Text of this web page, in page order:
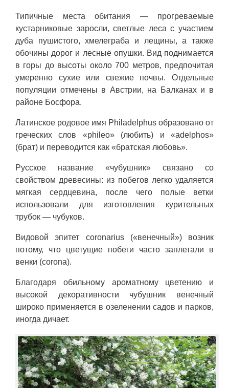
Типичные места обитания — прогреваемые
кустарниковые заросли, светлые леса с участием
дуба пушистого, хмелеграба и лещины, а также
обочины дорог и лесные опушки. Вид поднимается
в горы до высоты около 700 метров, предпочитая
умеренно сухие или свежие почвы. Отдельные
популяции отмечены в Австрии, на Балканах и в
районе Босфора.
Латинское родовое имя Philadelphus образовано от
греческих слов «phileo» (любить) и «adelphos»
(брат) и переводится как «братская любовь».
Русское название «чубушник» связано со
свойством древесины: из побегов легко удаляется
мягкая сердцевина, после чего полые ветки
использовали для изготовления курительных
трубок — чубуков.
Видовой эпитет coronarius («венечный») возник
потому, что цветущие побеги часто заплетали в
венки (corona).
Благодаря обильному ароматному цветению и
высокой декоративности чубушник венечный
широко применяется в озеленении садов и парков,
иногда дичает.